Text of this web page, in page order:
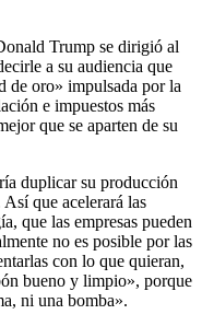
Trump se dirigió al
a su audiencia que
de oro» impulsada por la
e impuestos más
que se aparten de su
duplicar su producción
que acelerará las
que las empresas pueden
no es posible por las
con lo que quieran,
bueno y limpio», porque
ni una bomba».